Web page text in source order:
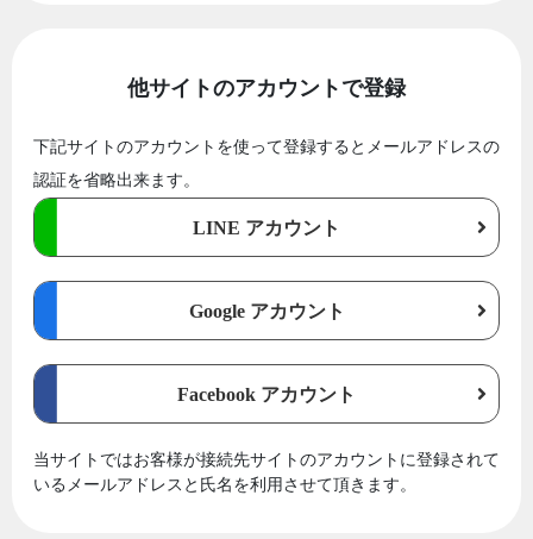
他サイトのアカウントで登録
下記サイトのアカウントを使って登録するとメールアドレスの
認証を省略出来ます。
LINE アカウント
Google アカウント
Facebook アカウント
当サイトではお客様が接続先サイトのアカウントに登録されて
いるメールアドレスと氏名を利用させて頂きます。